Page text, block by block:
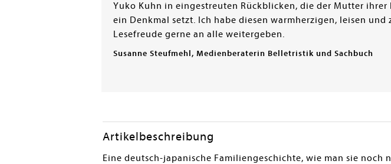
Yuko Kuhn in eingestreuten Rückblicken, die der Mutter
ein Denkmal setzt. Ich habe diesen warmherzigen, leisen
Lesefreude gerne an alle weitergeben.
Susanne Steufmehl, Medienberaterin Belletristik und Sachbuch
Artikelbeschreibung
Eine deutsch-japanische Familiengeschichte, wie man sie noch